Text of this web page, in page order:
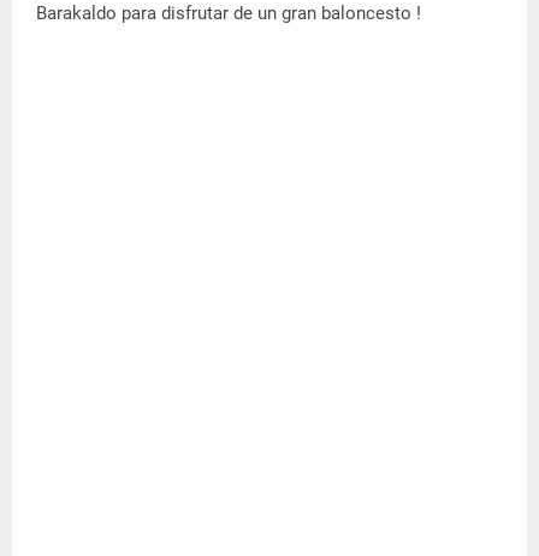
Barakaldo para disfrutar de un gran baloncesto !